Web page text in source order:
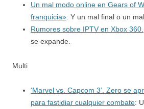
Un mal modo online en Gears of
franquicia»: Y un mal final o un
Rumores sobre IPTV en Xbox 360.
se expande.
Multi
‘Marvel vs. Capcom 3’. Zero se
para fastidiar cualquier combate: